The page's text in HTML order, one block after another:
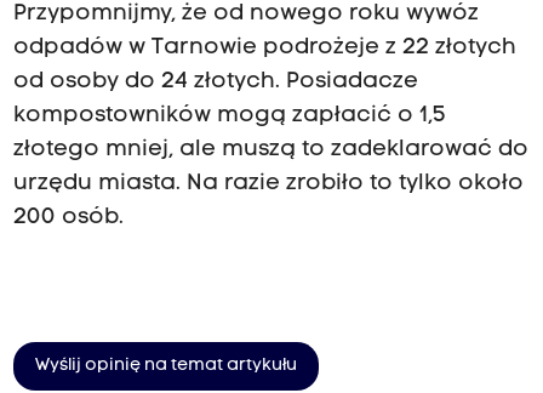
Przypomnijmy, że od nowego roku wywóz
odpadów w Tarnowie podrożeje z 22 złotych
od osoby do 24 złotych. Posiadacze
kompostowników mogą zapłacić o 1,5
złotego mniej, ale muszą to zadeklarować do
urzędu miasta. Na razie zrobiło to tylko około
200 osób.
Wyślij opinię na temat artykułu